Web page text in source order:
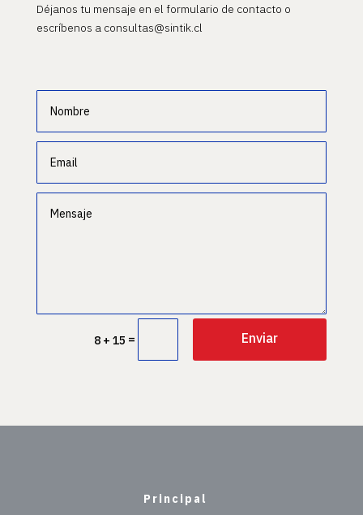
Déjanos tu mensaje en el formulario de contacto o
escríbenos a consultas@sintik.cl
8 + 15 = Enviar
Principal